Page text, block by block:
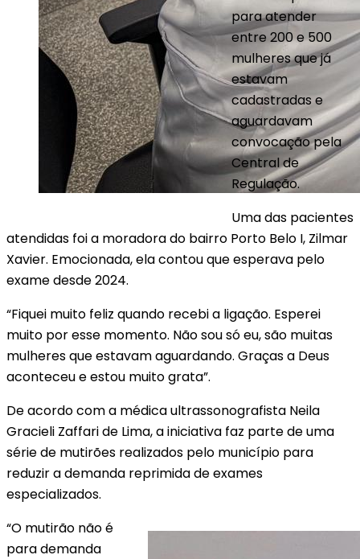
para atender
entre 200 e 500
mulheres que já
estavam
cadastradas e
aguardavam
convocação pela
Central de
Regulação.
Uma das pacientes
atendidas foi a moradora do bairro Porto Belo I, Zilmar
Xavier. Emocionada, ela contou que esperava pelo
exame desde 2024.
“Fiquei muito feliz quando recebi a ligação. Esperei
muito por esse momento. Não sou só eu, são muitas
mulheres que estavam aguardando. Graças a Deus
aconteceu e estou muito grata”.
De acordo com a médica ultrassonografista Neila
Gracieli Zaffari de Lima, a iniciativa faz parte de uma
série de mutirões realizados pelo município para
reduzir a demanda reprimida de exames
especializados.
“O mutirão não é
para demanda